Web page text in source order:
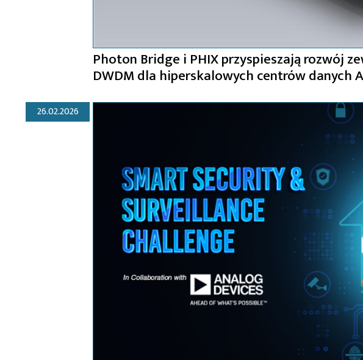
Photon Bridge i PHIX przyspieszają rozwój
DWDM dla hiperskalowych centrów danych
26.02.2026